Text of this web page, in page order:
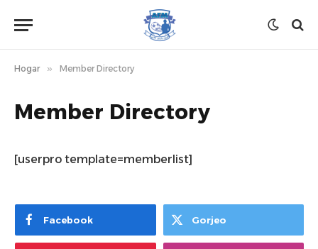
Hogar » Member Directory
Member Directory
[userpro template=memberlist]
Facebook Gorjeo